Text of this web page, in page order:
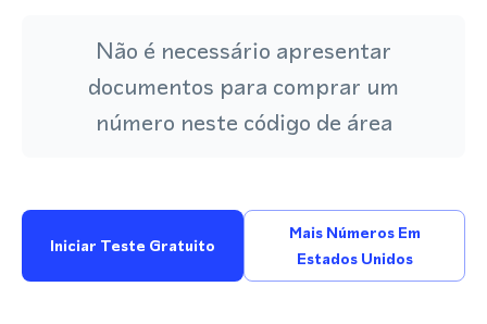
Não é necessário apresentar
documentos para comprar um
número neste código de área
Iniciar Teste Gratuito
Mais Números Em
Estados Unidos